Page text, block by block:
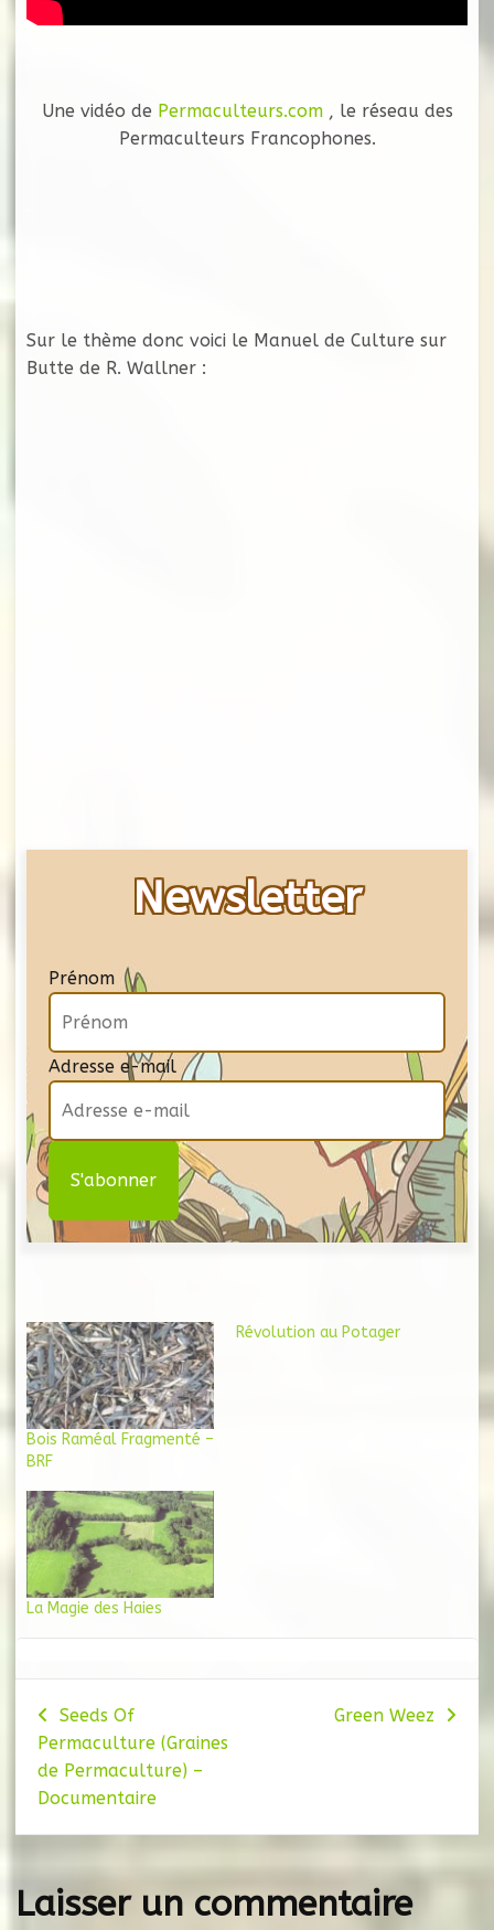
Une vidéo de Permaculteurs.com, le réseau des
Permaculteurs Francophones.
Sur le thème donc voici le Manuel de Culture sur
Butte de R. Wallner :
Newsletter
Prénom
Adresse e-mail
Bois Raméal Fragmenté –
BRF
Révolution au Potager
La Magie des Haies
Navigation
de
l’article
Seeds Of
Permaculture (Graines
de Permaculture) –
Documentaire
Green Weez
Laisser un commentaire